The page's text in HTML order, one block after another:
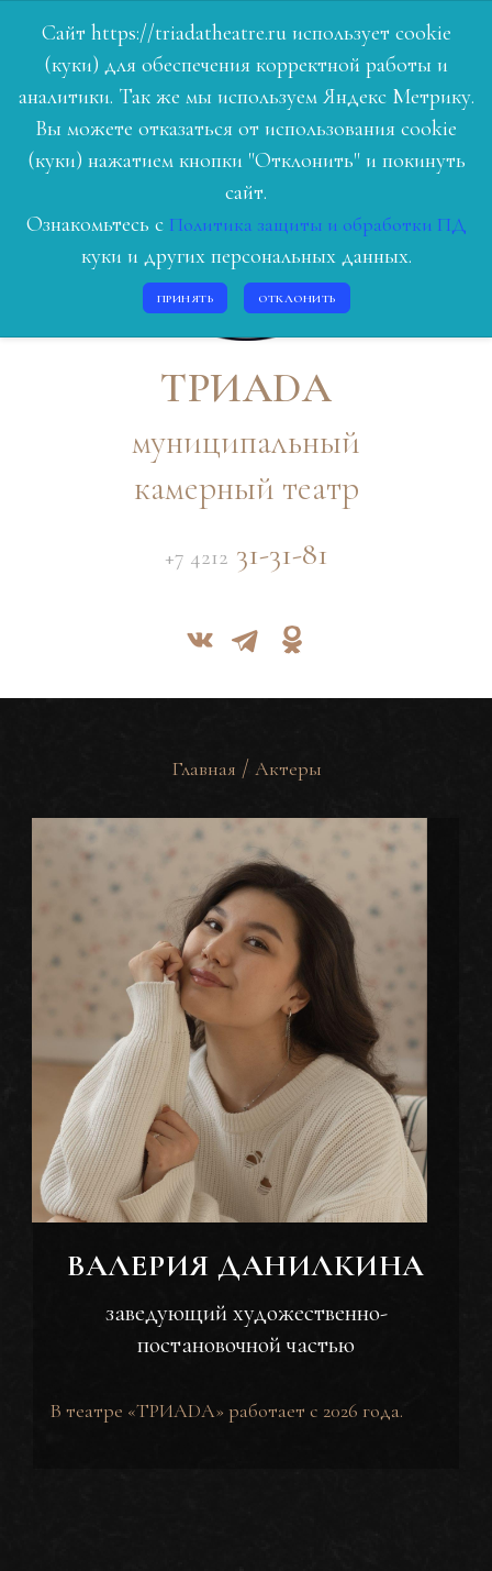
Сайт https://triadatheatre.ru использует cookie
(куки) для обеспечения корректной работы и
аналитики. Так же мы используем Яндекс Метрику.
Вы можете отказаться от использования cookie
(куки) нажатием кнопки "Отклонить" и покинуть
сайт.
Ознакомьтесь с Политика защиты и обработки ПД
куки и других персональных данных.
ПРИНЯТЬ ОТКЛОНИТЬ
ГЛАВНАЯ
РЕПЕРТУАР
О НАС
ИСТОРИЯ
ТРИАDА
муниципальный
камерный театр
+7 4212 31-31-81
Главная / Актеры
ВАЛЕРИЯ ДАНИЛКИНА
заведующий художественно-
постановочной частью
В театре «ТРИАDА» работает с 2026 года.